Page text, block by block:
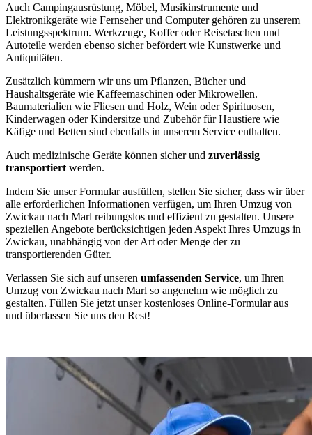
Auch Campingausrüstung, Möbel, Musikinstrumente und
Elektronikgeräte wie Fernseher und Computer gehören zu unserem
Leistungsspektrum. Werkzeuge, Koffer oder Reisetaschen und
Autoteile werden ebenso sicher befördert wie Kunstwerke und
Antiquitäten.
Zusätzlich kümmern wir uns um Pflanzen, Bücher und
Haushaltsgeräte wie Kaffeemaschinen oder Mikrowellen.
Baumaterialien wie Fliesen und Holz, Wein oder Spirituosen,
Kinderwagen oder Kindersitze und Zubehör für Haustiere wie
Käfige und Betten sind ebenfalls in unserem Service enthalten.
Auch medizinische Geräte können sicher und zuverlässig
transportiert werden.
Indem Sie unser Formular ausfüllen, stellen Sie sicher, dass wir über
alle erforderlichen Informationen verfügen, um Ihren Umzug von
Zwickau nach Marl reibungslos und effizient zu gestalten. Unsere
speziellen Angebote berücksichtigen jeden Aspekt Ihres Umzugs in
Zwickau, unabhängig von der Art oder Menge der zu
transportierenden Güter.
Verlassen Sie sich auf unseren umfassenden Service, um Ihren
Umzug von Zwickau nach Marl so angenehm wie möglich zu
gestalten. Füllen Sie jetzt unser kostenloses Online-Formular aus
und überlassen Sie uns den Rest!